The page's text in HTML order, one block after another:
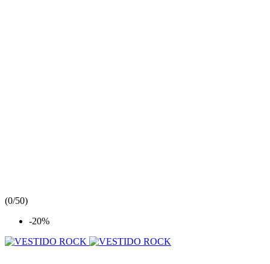
(0/50)
-20%